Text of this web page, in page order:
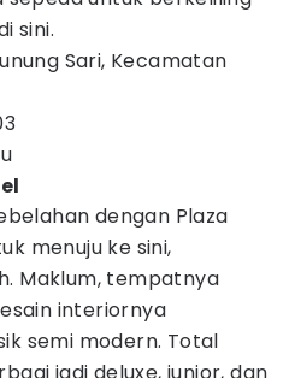
sini.
Sari, Kecamatan
dengan Plaza
menuju ke sini,
Maklum, tempatnya
interiornya
semi modern. Total